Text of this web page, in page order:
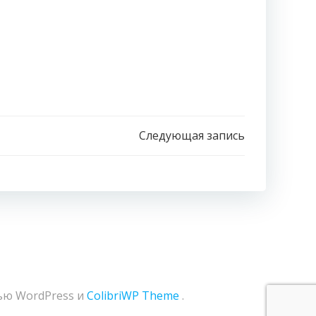
Следующая запись
WordPress и ColibriWP Theme .